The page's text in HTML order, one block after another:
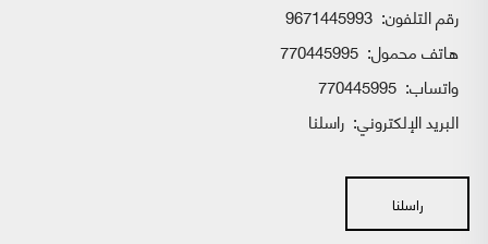
رقم التلفون: 9671445993
هاتف محمول: 770445995
واتساب:
البريد الإلكتروني: راسلنا
راسلنا